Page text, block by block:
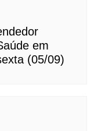
em
(05/09)